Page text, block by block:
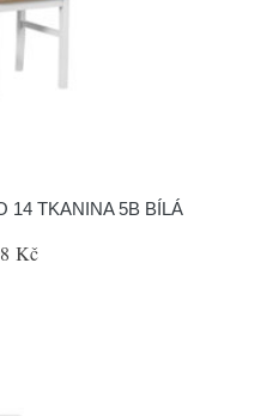
14 TKANINA 5B BÍLÁ
Kč